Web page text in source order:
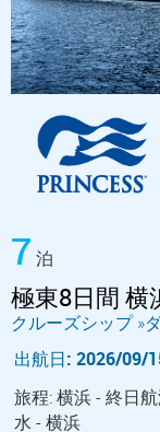
7 泊
極東8日間 横
クルーズシップ »
出航日: 2026/09/
旅程: 横浜 - 終日
水 - 横浜